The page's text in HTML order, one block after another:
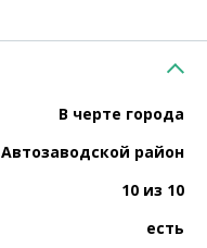
В черте города
Автозаводской район
10 из 10
есть